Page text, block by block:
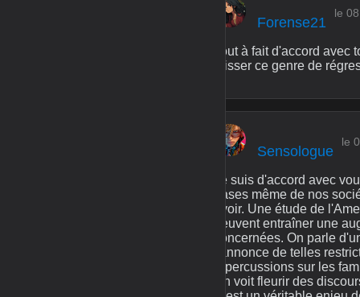
Forense21
le
Tout à fait d'accord
laisser ce genre de
Sensologue
le
Je suis d'accord avec
bases même de nos
avoir. Une étude de
peuvent entraîner une
concernées. On parle
l'annonce de telles
répercussions sur les
On voit fleurir des